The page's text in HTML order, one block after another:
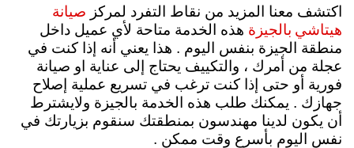
اكتشف معنا المزيد من نقاط التفرد لمركز صيانة
هيتاشي بالجيزة هذه الخدمة متاحة لأي عميل داخل
منطقة الجيزة بنفس اليوم . هذا يعني أنه إذا كنت في
عجلة من أمرك ، والتكييف يحتاج إلى عناية او صيانة
فورية أو حتى إذا كنت ترغب في تسريع عملية إصلاح
جهازك . يمكنك طلب هذه الخدمة بالجيزة ولايشترط
أن يكون لدينا مهندسون بمنطقتك سنقوم بزيارتك في
نفس اليوم بأسرع وقت ممكن .